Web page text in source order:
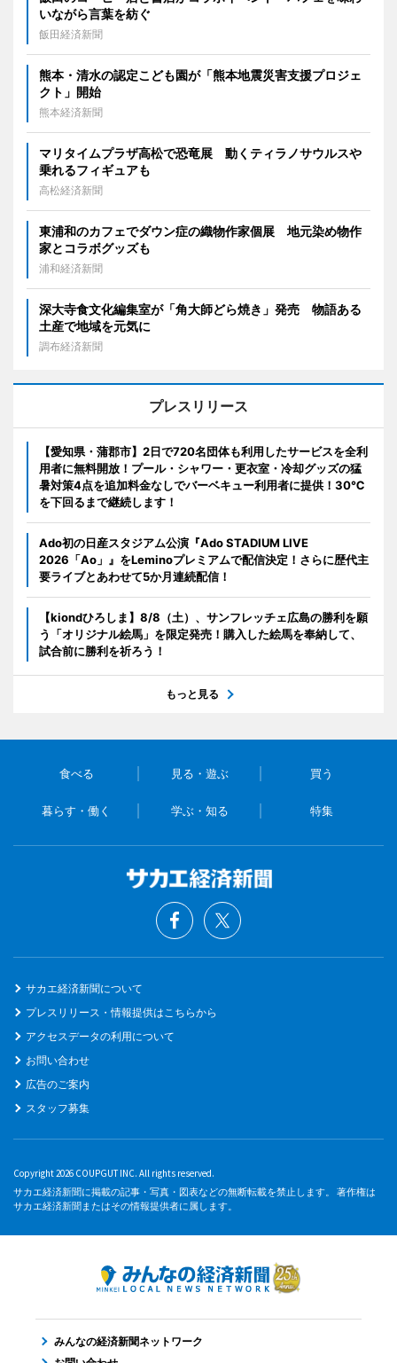
いながら言葉を紡ぐ
飯田経済新聞
熊本・清水の認定こども園が「熊本地震災害支援プロジェ
クト」開始
熊本経済新聞
マリタイムプラザ高松で恐竜展 動くティラノサウルスや
乗れるフィギュアも
高松経済新聞
東浦和のカフェでダウン症の織物作家個展 地元染め物作
家とコラボグッズも
浦和経済新聞
深大寺食文化編集室が「角大師どら焼き」発売 物語ある
土産で地域を元気に
調布経済新聞
プレスリリース
【愛知県・蒲郡市】2日で720名団体も利用したサービスを全利
用者に無料開放！プール・シャワー・更衣室・冷却グッズの猛
暑対策4点を追加料金なしでバーベキュー利用者に提供！30℃
を下回るまで継続します！
Ado初の日産スタジアム公演『Ado STADIUM LIVE
2026「Ao」』をLeminoプレミアムで配信決定！さらに歴代主
要ライブとあわせて5か月連続配信！
【kiondひろしま】8/8（土）、サンフレッチェ広島の勝利を願
う「オリジナル絵馬」を限定発売！購入した絵馬を奉納して、
試合前に勝利を祈ろう！
もっと見る
食べる 見る・遊ぶ 買う
暮らす・働く 学ぶ・知る 特集
サカエ経済新聞について
プレスリリース・情報提供はこちらから
アクセスデータの利用について
お問い合わせ
広告のご案内
スタッフ募集
Copyright 2026 COUPGUT INC. All rights reserved.
サカエ経済新聞に掲載の記事・写真・図表などの無断転載を禁止します。 著作権は
サカエ経済新聞またはその情報提供者に属します。
みんなの経済新聞ネットワーク